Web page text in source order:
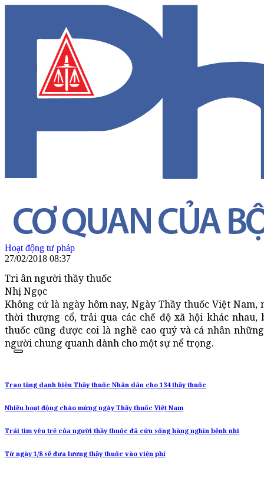
Hoạt động tư pháp
27/02/2018 08:37
Tri ân người thầy thuốc
Nhị Ngọc
Không cứ là ngày hôm nay, Ngày Thầy thuốc Việt
thời thượng cổ, trải qua các chế độ xã hội khác nhau,
thuốc cũng được coi là nghề cao quý và cá nhân
người chung quanh dành cho một sự nể trọng.
Trao tặng danh hiệu Thầy thuốc Nhân dân cho 134 thầy thuốc
Nhiều hoạt động chào mừng ngày Thầy thuốc Việt Nam
Trái tim yêu trẻ của người thầy thuốc đã cứu sống hàng nghìn bệnh nhi
Từ ngày 1/8 sẽ đưa lương thầy thuốc vào viện phí